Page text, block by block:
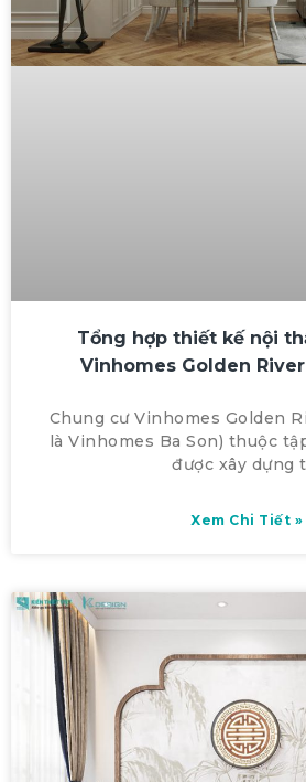
Tổng hợp thiết kế nội
Vinhomes Golden
Chung cư Vinhomes Golden
là Vinhomes Ba Son) thuộc
được xây dựng
Xem Chi Tiết »